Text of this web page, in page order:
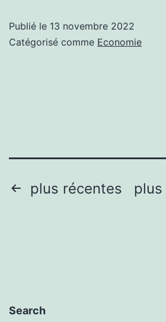
la
innovant
Publié le 13 novembre 2022
Catégorisé comme Economie
Pagination
plus récentes plus
Search